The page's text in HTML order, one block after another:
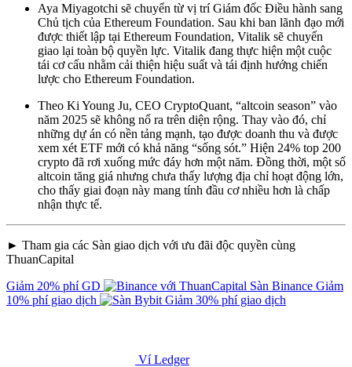
Aya Miyagotchi sẽ chuyển từ vị trí Giám đốc Điều hành sang
Chủ tịch của Ethereum Foundation. Sau khi ban lãnh đạo mới
được thiết lập tại Ethereum Foundation, Vitalik sẽ chuyển
giao lại toàn bộ quyền lực. Vitalik đang thực hiện một cuộc
tái cơ cấu nhằm cải thiện hiệu suất và tái định hướng chiến
lược cho Ethereum Foundation.
Theo Ki Young Ju, CEO CryptoQuant, “altcoin season” vào
năm 2025 sẽ không nổ ra trên diện rộng. Thay vào đó, chỉ
những dự án có nền tảng mạnh, tạo được doanh thu và được
xem xét ETF mới có khả năng “sống sót.” Hiện 24% top 200
crypto đã rơi xuống mức đáy hơn một năm. Đồng thời, một số
altcoin tăng giá nhưng chưa thấy lượng địa chỉ hoạt động lớn,
cho thấy giai đoạn này mang tính đầu cơ nhiều hơn là chấp
nhận thực tế.
► Tham gia các Sàn giao dịch với ưu đãi độc quyền cùng
ThuanCapital
Giảm 20% phí GD
Sàn Binance Giảm
10% phí giao dịch
Giảm 30% phí giao dịch
Ví Ledger